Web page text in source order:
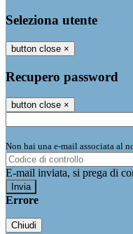
Seleziona utente
button close ×
Recupero password
button close ×
Non hai una e-mail associata al
E-mail inviata, si prega di
Errore
Chiudi